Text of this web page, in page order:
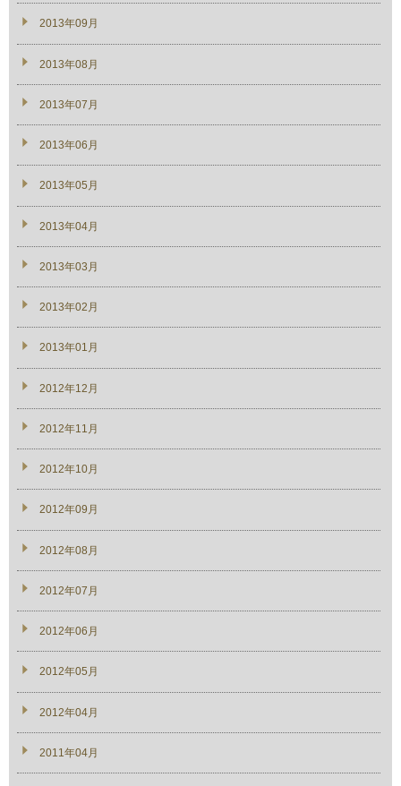
2013年09月
2013年08月
2013年07月
2013年06月
2013年05月
2013年04月
2013年03月
2013年02月
2013年01月
2012年12月
2012年11月
2012年10月
2012年09月
2012年08月
2012年07月
2012年06月
2012年05月
2012年04月
2011年04月